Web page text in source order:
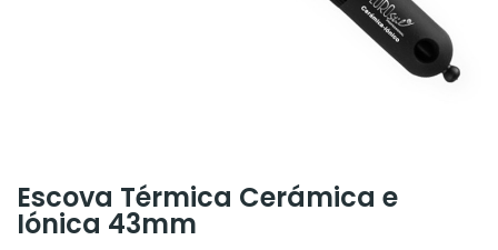
Escova Térmica Cerámica e
Iónica 43mm